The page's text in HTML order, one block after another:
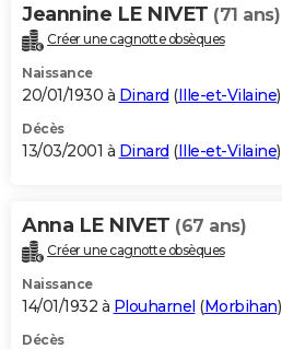
Jeannine LE NIVET (71 ans)
Créer une cagnotte obsèques
Naissance
20/01/1930 à Dinard (Ille-et-Vilaine)
Décès
13/03/2001 à Dinard (Ille-et-Vilaine)
Anna LE NIVET (67 ans)
Créer une cagnotte obsèques
Naissance
14/01/1932 à Plouharnel (Morbihan)
Décès